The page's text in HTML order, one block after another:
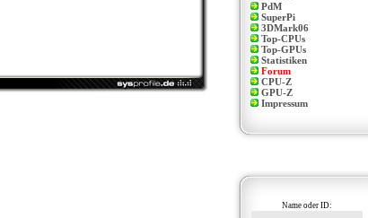
PdM
SuperPi
3DMark06
Top-CPUs
Top-GPUs
Statistiken
Forum
CPU-Z
GPU-Z
Impressum
Name oder ID: